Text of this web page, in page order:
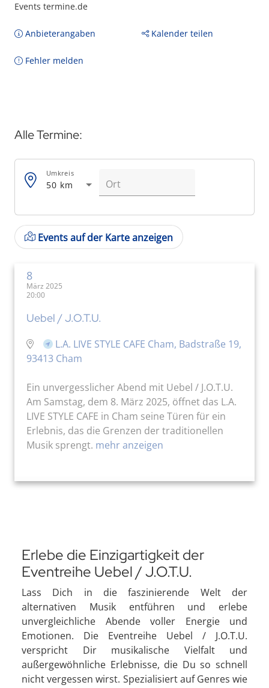
Events termine.de
Anbieterangaben Kalender teilen
Fehler melden
Alle Termine:
50 km
Umkreis
Events auf der Karte anzeigen
8
März 2025
20:00
Uebel / J.O.T.U.
L.A. LIVE STYLE CAFE Cham, Badstraße 19,
93413 Cham
Ein unvergesslicher Abend mit Uebel / J.O.T.U.
Am Samstag, dem 8. März 2025, öffnet das L.A.
LIVE STYLE CAFE in Cham seine Türen für ein
Erlebnis, das die Grenzen der traditionellen
Musik sprengt. mehr anzeigen
Erlebe die Einzigartigkeit der
Eventreihe Uebel / J.O.T.U.
Lass Dich in die faszinierende Welt der
alternativen Musik entführen und erlebe
unvergleichliche Abende voller Energie und
Emotionen. Die Eventreihe Uebel / J.O.T.U.
verspricht Dir musikalische Vielfalt und
außergewöhnliche Erlebnisse, die Du so schnell
nicht vergessen wirst. Spezialisiert auf Genres wie